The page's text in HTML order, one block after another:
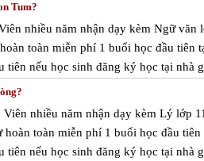
Tum?
nhiều năm nhận dạy kèm Ngữ văn
toàn miễn phí 1 buổi học đầu tiên
tiên nếu học sinh đăng ký học tại nhà
nhiều năm nhận dạy kèm Lý lớp
toàn miễn phí 1 buổi học đầu
tiên nếu học sinh đăng ký học tại nhà